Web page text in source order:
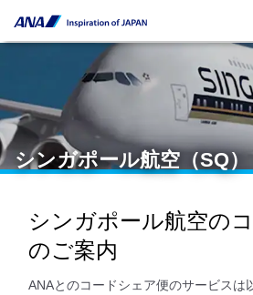
シンガポール航空（SQ）
シンガポール航空の
のご案内
ANAとのコードシェア便のサービスは